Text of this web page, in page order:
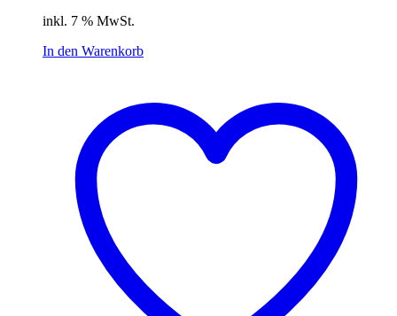
inkl. 7 % MwSt.
In den Warenkorb